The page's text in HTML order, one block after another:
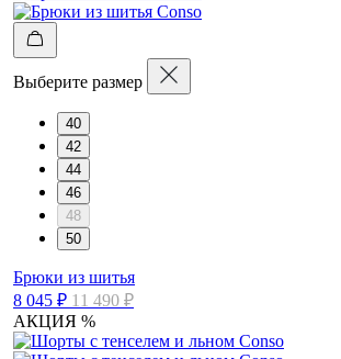
Выберите размер
40
42
44
46
48
50
Брюки из шитья
8 045 ₽ 11 490 ₽
АКЦИЯ %